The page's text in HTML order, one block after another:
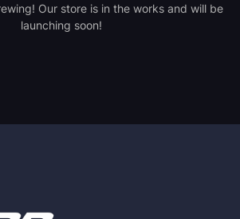
Our store is in the works and will be
launching soon!